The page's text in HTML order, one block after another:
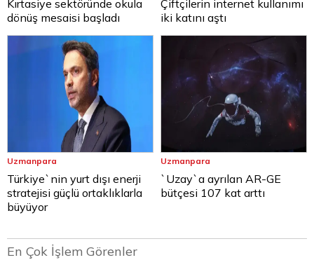
Kırtasiye sektöründe okula
dönüş mesaisi başladı
Çiftçilerin internet kullanımı
iki katını aştı
Uzmanpara
Türkiye`nin yurt dışı enerji
stratejisi güçlü ortaklıklarla
büyüyor
Uzmanpara
`Uzay`a ayrılan AR-GE
bütçesi 107 kat arttı
En Çok İşlem Görenler